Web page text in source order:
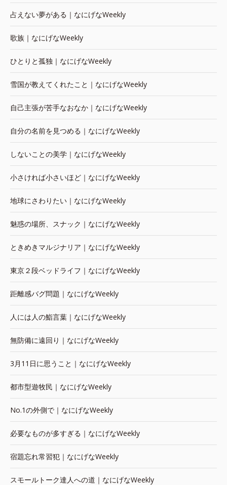
占えない夢がある｜なにげなWeekly
歌族｜なにげなWeekly
ひとりと孤独｜なにげなWeekly
雪国が教えてくれたこと｜なにげなWeekly
自己主張が苦手なおなか｜なにげなWeekly
自分の名前を見つめる｜なにげなWeekly
しないことの美学｜なにげなWeekly
小さければ小さいほど｜なにげなWeekly
地球にさわりたい｜なにげなWeekly
魅惑の場所、スナック｜なにげなWeekly
ときめきマルジナリア｜なにげなWeekly
東京２段ベッドライフ｜なにげなWeekly
距離感バグ問題｜なにげなWeekly
人には人の鮨言葉｜なにげなWeekly
無防備に遠回り｜なにげなWeekly
3月11日に思うこと｜なにげなWeekly
都市型遊牧民｜なにげなWeekly
No.1の外側で｜なにげなWeekly
必要なものが多すぎる｜なにげなWeekly
宿題忘れ常習犯｜なにげなWeekly
スモールトーク達人への道｜なにげなWeekly